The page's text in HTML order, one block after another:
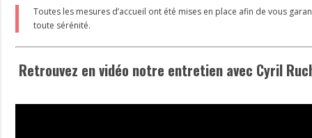
Toutes les mesures d’accueil ont été mises en place afin de vous
toute sérénité.
Retrouvez en vidéo notre entretien avec Cyril